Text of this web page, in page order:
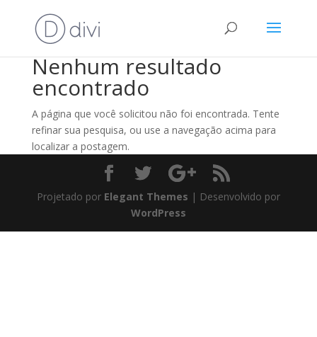
Nenhum resultado
encontrado
A página que você solicitou não foi encontrada. Tente
refinar sua pesquisa, ou use a navegação acima para
localizar a postagem.
Projetado por Elegant Themes | Desenvolvido por
WordPress